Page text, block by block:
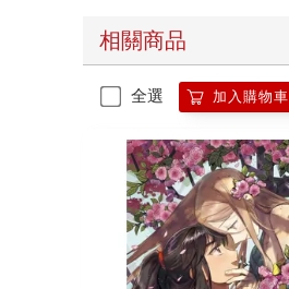
相關商品
全選 加入購物車